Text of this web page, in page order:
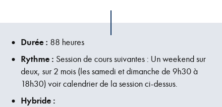
Durée : 88 heures
Rythme : Session de cours suivantes : Un weekend sur
deux, sur 2 mois (les samedi et dimanche de 9h30 à
18h30) voir calendrier de la session ci-dessus.
Hybride :